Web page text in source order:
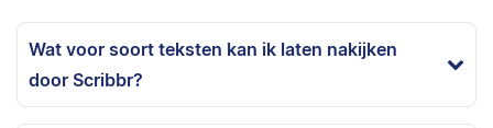
Wat voor soort teksten kan ik laten nakijken
door Scribbr?